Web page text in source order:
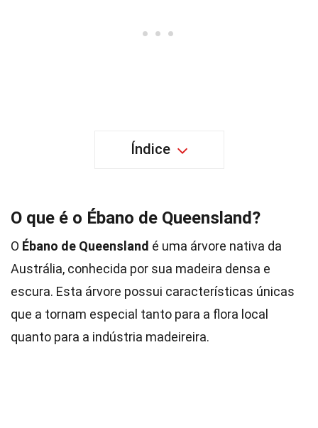
Índice
O que é o Ébano de Queensland?
O Ébano de Queensland é uma árvore nativa da
Austrália, conhecida por sua madeira densa e
escura. Esta árvore possui características únicas
que a tornam especial tanto para a flora local
quanto para a indústria madeireira.